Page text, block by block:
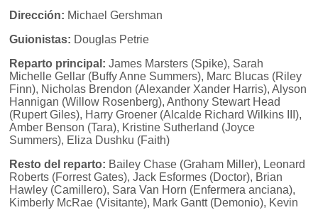
Dirección: Michael Gershman
Guionistas: Douglas Petrie
Reparto principal: James Marsters (Spike), Sarah
Michelle Gellar (Buffy Anne Summers), Marc Blucas (Riley
Finn), Nicholas Brendon (Alexander Xander Harris), Alyson
Hannigan (Willow Rosenberg), Anthony Stewart Head
(Rupert Giles), Harry Groener (Alcalde Richard Wilkins III),
Amber Benson (Tara), Kristine Sutherland (Joyce
Summers), Eliza Dushku (Faith)
Resto del reparto: Bailey Chase (Graham Miller), Leonard
Roberts (Forrest Gates), Jack Esformes (Doctor), Brian
Hawley (Camillero), Sara Van Horn (Enfermera anciana),
Kimberly McRae (Visitante), Mark Gantt (Demonio), Kevin